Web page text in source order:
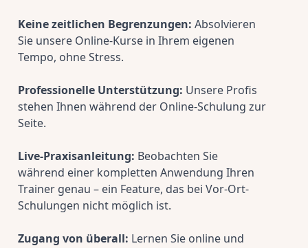
Keine zeitlichen Begrenzungen: Absolvieren
Sie unsere Online-Kurse in Ihrem eigenen
Tempo, ohne Stress.
Professionelle Unterstützung: Unsere Profis
stehen Ihnen während der Online-Schulung zur
Seite.
Live-Praxisanleitung: Beobachten Sie
während einer kompletten Anwendung Ihren
Trainer genau – ein Feature, das bei Vor-Ort-
Schulungen nicht möglich ist.
Zugang von überall: Lernen Sie online und